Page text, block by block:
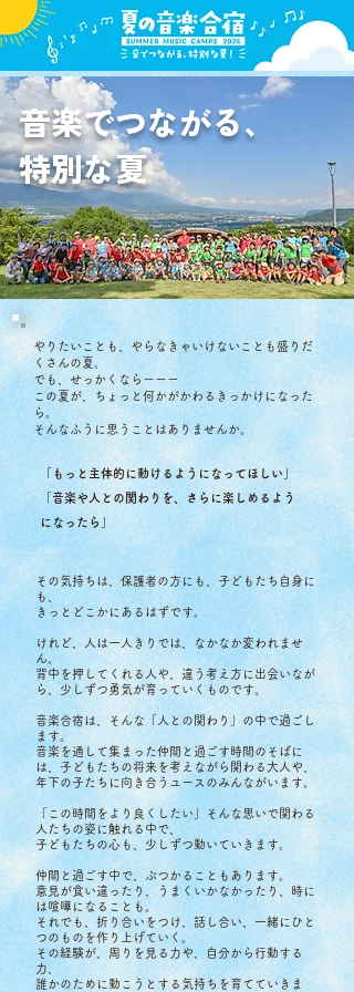
音楽でつながる、
​特別な夏
やりたいことも、やらなきゃいけないことも盛りだ
くさんの夏。
でも、せっかくならーーー
この夏が、ちょっと何かがかわるきっかけになった
ら。
​そんなふうに思うことはありませんか。
「もっと主体的に動けるようになってほしい」
「音楽や人との関わりを、さらに楽しめるよう
になったら」
その気持ちは、保護者の方にも、子どもたち自身に
も、
きっとどこかにあるはずです。
けれど、人は一人きりでは、なかなか変われませ
ん。
背中を押してくれる人や、違う考え方に出会いなが
ら、少しずつ勇気が育っていくものです。
音楽合宿は、そんな「人との関わり」の中で過ごし
ます。
​音楽を通して集まった仲間と過ごす時間のそばに
は、子どもたちの将来を考えながら関わる大人や、
年下の子たちに向き合うユースのみんながいます。
「この時間をより良くしたい」そんな思いで関わる
人たちの姿に触れる中で、
子どもたちの心も、少しずつ動いていきます。
仲間と過ごす中で、ぶつかることもあります。
​ 意見が食い違ったり、うまくいかなかったり、時に
は喧嘩になることも。
それでも、折り合いをつけ、話し合い、一緒にひと
つのものを作り上げていく。
​ その経験が、周りを見る力や、自分から行動する
力、
誰かのために動こうとする気持ちを育てていきま